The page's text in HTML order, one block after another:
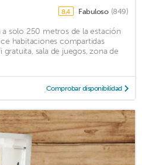
8,4 Fabuloso (849)
solo 250 metros de la estación
habitaciones compartidas
sala de juegos, zona de
Comprobar disponibilidad